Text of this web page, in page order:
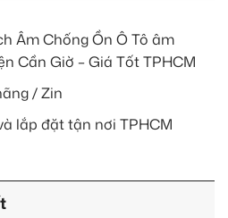
Âm Chống Ồn Ô Tô âm
Cần Giờ – Giá Tốt TPHCM
/ Zin
lắp đặt tận nơi TPHCM